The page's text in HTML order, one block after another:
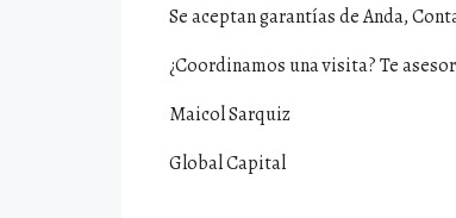
Se aceptan garantías de Anda,
¿Coordinamos una visita? Te
Maicol Sarquiz
Global Capital